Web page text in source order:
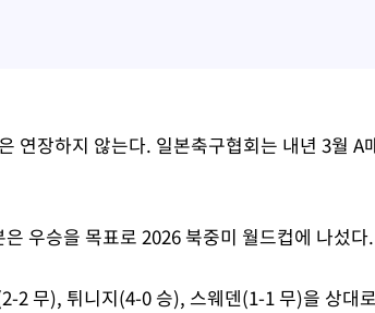
연장하지 않는다. 일본축구협회는 내년 3월 A
우승을 목표로 2026 북중미 월드컵에 나섰다.
2 무), 튀니지(4-0 승), 스웨덴(1-1 무)을 상대